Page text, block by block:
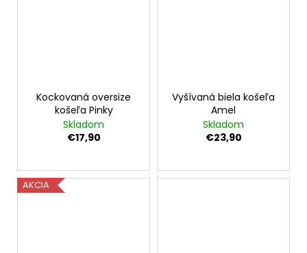
Kockovaná oversize
košeľa Pinky
Skladom
€17,90
Vyšívaná biela košeľa
Amel
Skladom
€23,90
AKCIA